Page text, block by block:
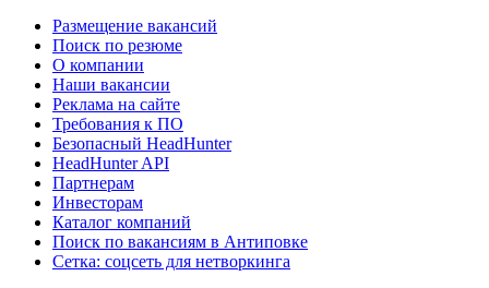
Размещение вакансий
Поиск по резюме
О компании
Наши вакансии
Реклама на сайте
Требования к ПО
Безопасный HeadHunter
HeadHunter API
Партнерам
Инвесторам
Каталог компаний
Поиск по вакансиям в Антиповке
Сетка: соцсеть для нетворкинга